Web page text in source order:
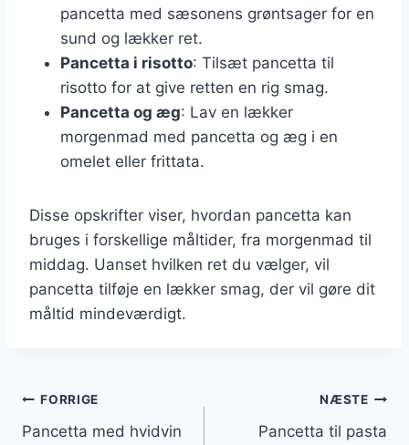
pancetta med sæsonens grøntsager for en
sund og lækker ret.
Pancetta i risotto: Tilsæt pancetta til
risotto for at give retten en rig smag.
Pancetta og æg: Lav en lækker
morgenmad med pancetta og æg i en
omelet eller frittata.
Disse opskrifter viser, hvordan pancetta kan
bruges i forskellige måltider, fra morgenmad til
middag. Uanset hvilken ret du vælger, vil
pancetta tilføje en lækker smag, der vil gøre dit
måltid mindeværdigt.
Indlægsnavigation
FORRIGE
Pancetta med hvidvin
NÆSTE
Pancetta til pasta